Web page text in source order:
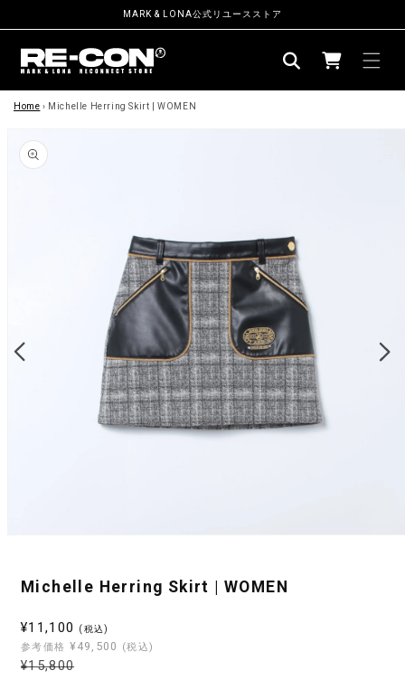
ツ
に
進
む
MARK & LONA公式リユースストア
ー
Home › Michelle Herring Skirt | WOMEN
商
品
情
ス
Michelle Herring Skirt | WOMEN
セ
ー
ル
¥11,100 (税込)
参考価格 ¥49,500 (税込)
通
通
¥15,800